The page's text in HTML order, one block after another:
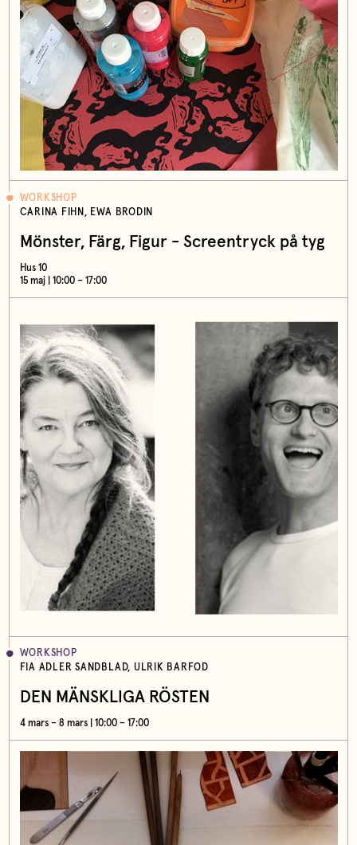
WORKSHOP
CARINA FIHN, EWA BRODIN
Mönster, Färg, Figur - Screentryck på tyg
Hus 10
15 maj | 10:00 – 17:00
WORKSHOP
FIA ADLER SANDBLAD, ULRIK BARFOD
DEN MÄNSKLIGA RÖSTEN
4 mars – 8 mars | 10:00 – 17:00